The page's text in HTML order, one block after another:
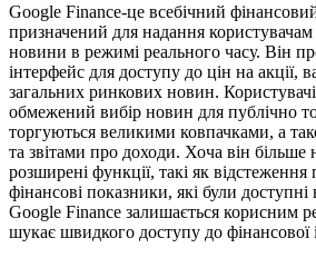
Google Finance-це всебічний
призначений для надання
новини в режимі реального часу. Він
інтерфейс для доступу до цін на акції,
загальних ринкових новин.
обмежений вибір новин для публічно
торгуються великими ковпачками, а
та звітами про доходи. Хоча він більше
розширені функції, такі як відстеження
фінансові показники, які були доступні
Google Finance залишається корисним
шукає швидкого доступу до фінансової